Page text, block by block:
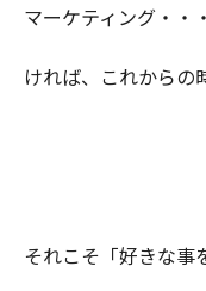
マーケティング・・
ければ、これからの
それこそ「好きな事